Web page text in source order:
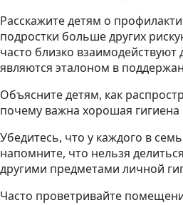
Расскажите детям о
подростки больше других
часто близко взаимодействуют
являются эталоном в
Объясните детям, как
почему важна хорошая гигиена
Убедитесь, что у каждого в
напомните, что нельзя
другими предметами личной
Часто проветривайте